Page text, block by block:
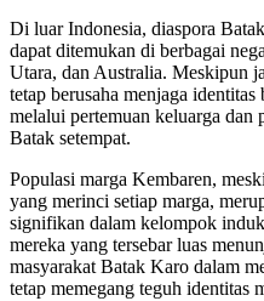
Di luar Indonesia, diaspora
dapat ditemukan di berbagai
Utara, dan Australia. Meskipun
tetap berusaha menjaga
melalui pertemuan keluarga dan
Batak setempat.
Populasi marga Kembaren,
yang merinci setiap marga,
signifikan dalam kelompok
mereka yang tersebar luas
masyarakat Batak Karo dalam
tetap memegang teguh identitas